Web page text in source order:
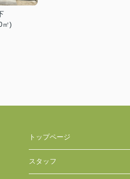
㎡)
トップページ
スタッフ